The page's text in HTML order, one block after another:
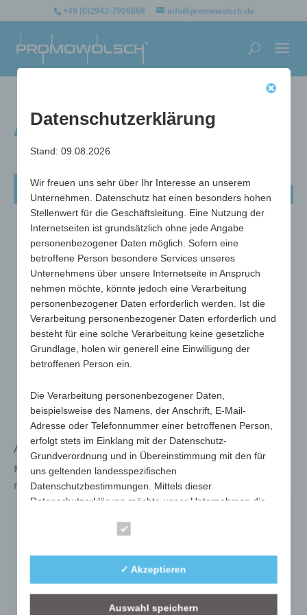
+49 (0)2942-7996868 info@promowolsch.de
Anspitzer Container
Anspitzer Container
Anspitzer in Containerform
Maße
42 x 34 x 64 mm
max. Werbefläche 15 x 15 mm
293-05-grün
Art.-Nr.:293-02-gelb
Variante:gelb
100
Datenschutzerklärung
Stand: 09.08.2026
Wir freuen uns sehr über Ihr Interesse an unserem
Unternehmen. Datenschutz hat einen besonders hohen
Stellenwert für die Geschäftsleitung. Eine Nutzung der
Internetseiten ist grundsätzlich ohne jede Angabe
personenbezogener Daten möglich. Sofern eine
betroffene Person besondere Services unseres
Unternehmens über unsere Internetseite in Anspruch
nehmen möchte, könnte jedoch eine Verarbeitung
personenbezogener Daten erforderlich werden. Ist die
Verarbeitung personenbezogener Daten erforderlich und
besteht für eine solche Verarbeitung keine gesetzliche
Grundlage, holen wir generell eine Einwilligung der
betroffenen Person ein.
Die Verarbeitung personenbezogener Daten,
beispielsweise des Namens, der Anschrift, E-Mail-
Adresse oder Telefonnummer einer betroffenen Person,
erfolgt stets im Einklang mit der Datenschutz-
Grundverordnung und in Übereinstimmung mit den für
uns geltenden landesspezifischen
Datenschutzbestimmungen. Mittels dieser
Datenschutzerklärung möchte unser Unternehmen die
erhobenen, genutzten und verarbeiteten
über die ihnen zustehenden Rechte aufgeklärt.
Wir haben als für die Verarbeitung Verantwortlicher
✓ Akzeptieren
Auswahl speichern